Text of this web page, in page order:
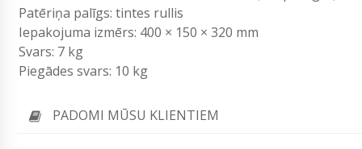
Patēriņa palīgs: tintes rullis
Iepakojuma izmērs: 400 × 150 × 320 mm
Svars: 7 kg
Piegādes svars: 10 kg
PADOMI MŪSU KLIENTIEM